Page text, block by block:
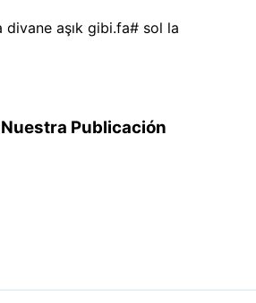
divane aşık gibi.fa# sol la
Publicación